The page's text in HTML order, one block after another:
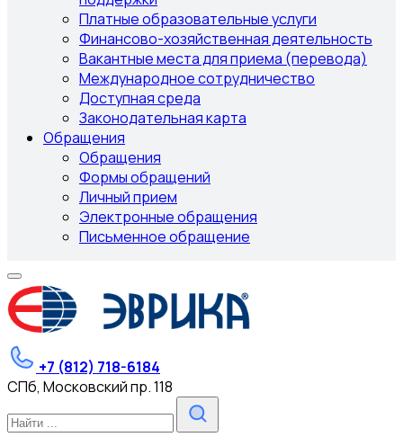
Платные образовательные услуги
Финансово-хозяйственная деятельность
Вакантные места для приема (перевода)
Международное сотрудничество
Доступная среда
Законодательная карта
Обращения
Обращения
Формы обращений
Личный прием
Электронные обращения
Письменное обращение
+7 (812) 718-6184
СПб, Московский пр. 118